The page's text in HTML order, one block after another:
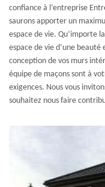
confiance à l’entreprise
saurons apporter un
espace de vie. Qu’importe
espace de vie d’une
conception de vos murs
équipe de maçons sont à
exigences. Nous vous
souhaitez nous faire